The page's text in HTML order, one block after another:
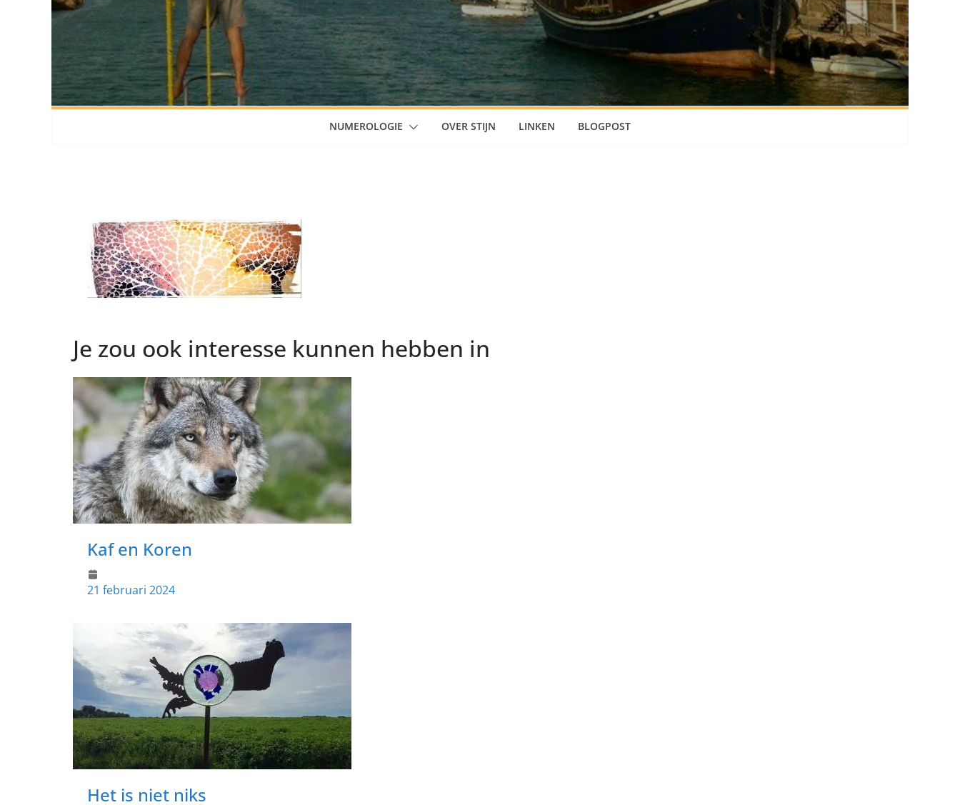
NUMEROLOGIE OVER STIJN LINKEN BLOGPOST
Je zou ook interesse kunnen hebben in
Kaf en Koren
21 februari 2024
Het is niet niks